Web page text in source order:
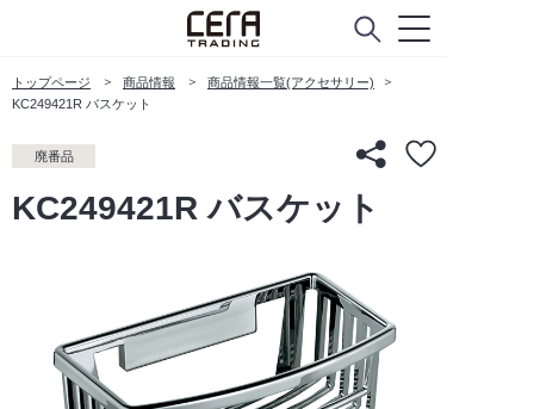
トップページ 商品情報
商品情報一覧(アクセサリー)
KC249421R バスケット
廃番品
KC249421R バスケット